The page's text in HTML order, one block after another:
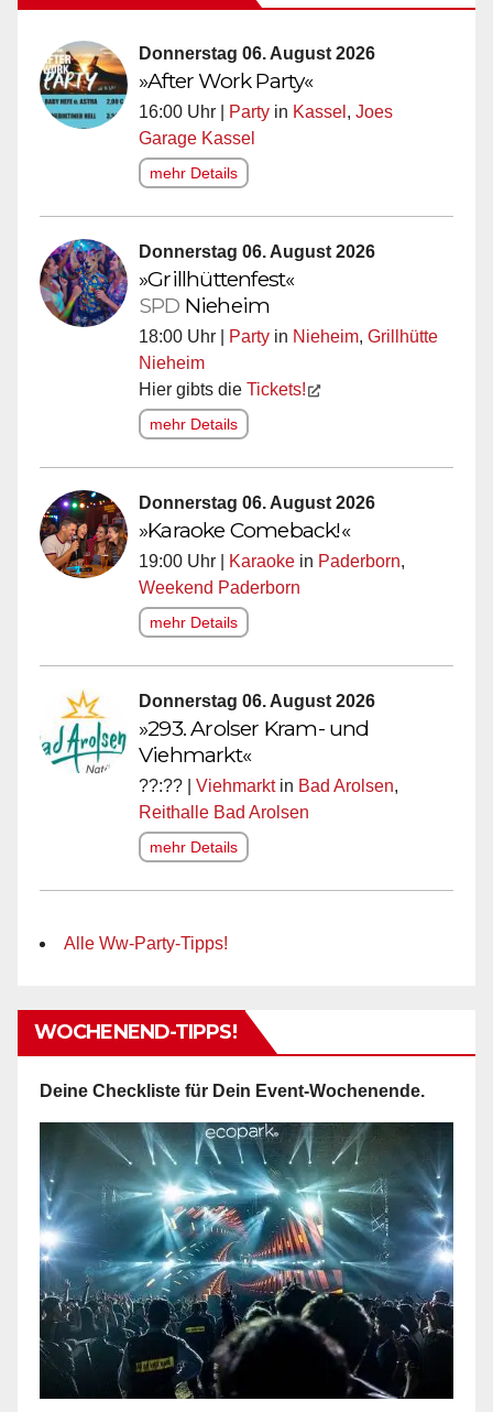
Donnerstag 06. August 2026
»After Work Party«
16:00 Uhr | Party in Kassel , Joes
Garage Kassel
mehr Details
Donnerstag 06. August 2026
»Grillhüttenfest«
SPD Nieheim
18:00 Uhr | Party in Nieheim, Grillhütte
Nieheim
Hier gibts die Tickets!
mehr Details
Donnerstag 06. August 2026
»Karaoke Comeback!«
19:00 Uhr | Karaoke in Paderborn,
Weekend Paderborn
mehr Details
Donnerstag 06. August 2026
»293. Arolser Kram- und
Viehmarkt«
??:?? | Viehmarktin Bad Arolsen,
Reithalle Bad Arolsen
mehr Details
Alle Ww-Party-Tipps!
WOCHENEND-TIPPS!
Deine Checkliste für Dein Event-Wochenende.